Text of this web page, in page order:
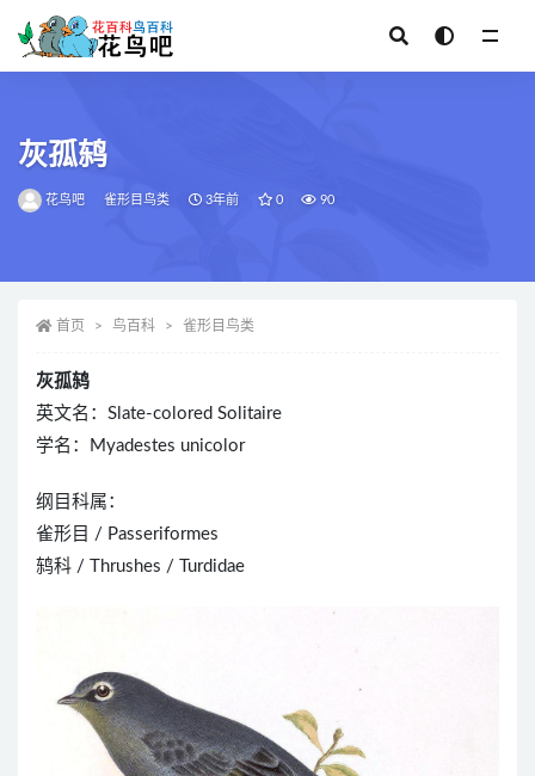
灰孤鸫
花鸟吧 雀形目鸟类 3年前 0 90
首页 鸟百科 雀形目鸟类
灰孤鸫
英文名：Slate-colored Solitaire
学名：Myadestes unicolor
纲目科属：
雀形目 / Passeriformes
鸫科 / Thrushes / Turdidae